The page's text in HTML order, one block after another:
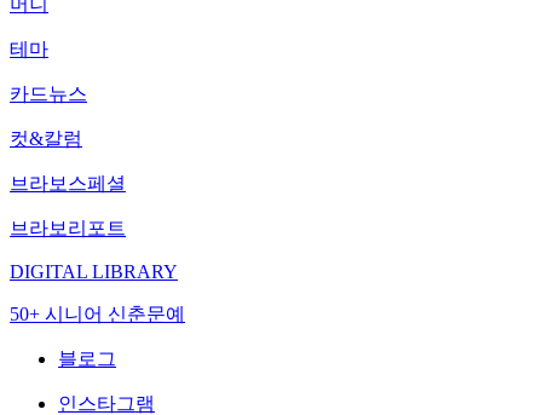
머니
테마
카드뉴스
컷&칼럼
브라보스페셜
브라보리포트
DIGITAL LIBRARY
50+ 시니어 신춘문예
블로그
인스타그램